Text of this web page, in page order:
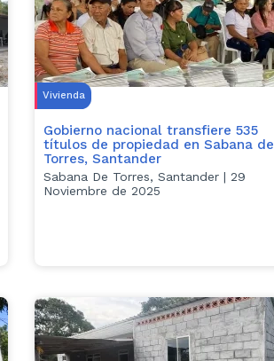
Vivienda
Gobierno nacional transfiere 535
títulos de propiedad en Sabana de
Torres, Santander
Sabana De Torres, Santander | 29
Noviembre de 2025